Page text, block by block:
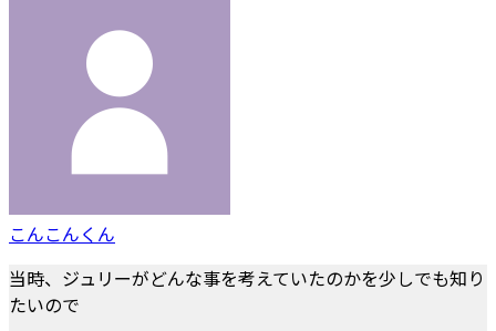
こんこんくん
当時、ジュリーがどんな事を考えていたのかを少しでも知り
たいので